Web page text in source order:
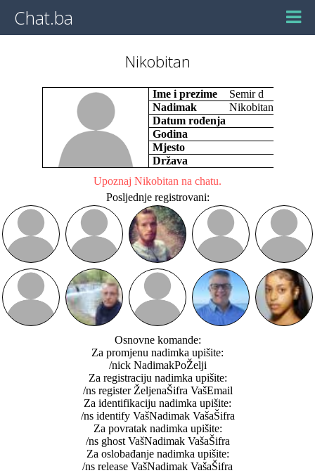
Chat.ba
Nikobitan
Ime i prezime
Semir d
Nadimak
Nikobitan
Datum rođenja
Godina
Mjesto
Država
Upoznaj Nikobitan na chatu.
Posljednje registrovani:
Osnovne komande:
Za promjenu nadimka upišite:
/nick NadimakPoŽelji
Za registraciju nadimka upišite:
/ns register ŽeljenaŠifra VašEmail
Za identifikaciju nadimka upišite:
/ns identify VašNadimak VašaŠifra
Za povratak nadimka upišite:
/ns ghost VašNadimak VašaŠifra
Za oslobađanje nadimka upišite:
/ns release VašNadimak VašaŠifra